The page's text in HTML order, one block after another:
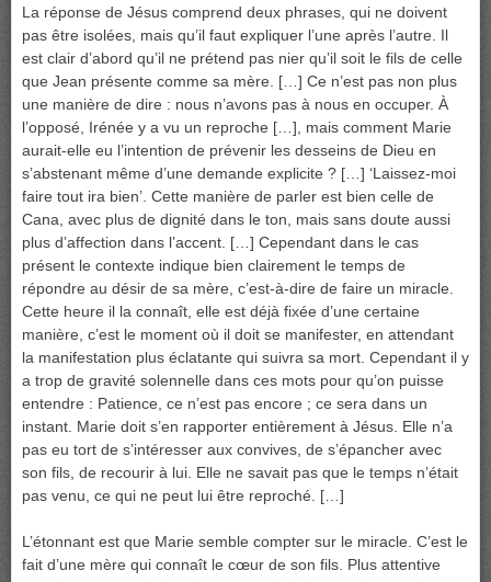
La réponse de Jésus comprend deux phrases, qui ne doivent
pas être isolées, mais qu’il faut expliquer l’une après l’autre. Il
est clair d’abord qu’il ne prétend pas nier qu’il soit le fils de celle
que Jean présente comme sa mère. […] Ce n’est pas non plus
une manière de dire : nous n’avons pas à nous en occuper. À
l’opposé, Irénée y a vu un reproche […], mais comment Marie
aurait-elle eu l’intention de prévenir les desseins de Dieu en
s’abstenant même d’une demande explicite ? […] ‘Laissez-moi
faire tout ira bien’. Cette manière de parler est bien celle de
Cana, avec plus de dignité dans le ton, mais sans doute aussi
plus d’affection dans l’accent. […] Cependant dans le cas
présent le contexte indique bien clairement le temps de
répondre au désir de sa mère, c’est-à-dire de faire un miracle.
Cette heure il la connaît, elle est déjà fixée d’une certaine
manière, c’est le moment où il doit se manifester, en attendant
la manifestation plus éclatante qui suivra sa mort. Cependant il y
a trop de gravité solennelle dans ces mots pour qu’on puisse
entendre : Patience, ce n’est pas encore ; ce sera dans un
instant. Marie doit s’en rapporter entièrement à Jésus. Elle n’a
pas eu tort de s’intéresser aux convives, de s’épancher avec
son fils, de recourir à lui. Elle ne savait pas que le temps n’était
pas venu, ce qui ne peut lui être reproché. […]
L’étonnant est que Marie semble compter sur le miracle. C’est le
fait d’une mère qui connaît le cœur de son fils. Plus attentive